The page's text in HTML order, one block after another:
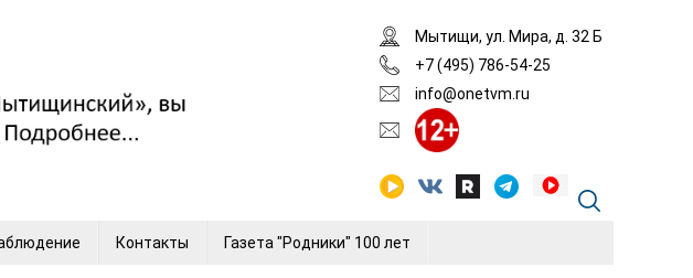
Мытищи, ул. Мира, д. 32 Б
+7 (495) 786-54-25
info@onetvm.ru
Контакты Газета "Родники" 100 лет